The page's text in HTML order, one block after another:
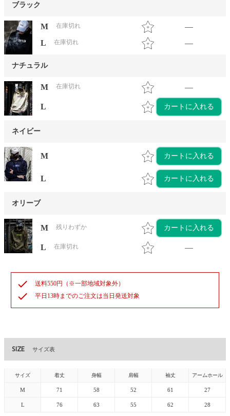
ブラック
M 在庫切れ
—
L
在庫切れ —
ナチュラル
M 在庫切れ —
L カートに入れる
ネイビー
M カートに入れる
L カートに入れる
オリーブ
M 残りわずか カートに入れる
L 在庫切れ —
check 送料550円（※一部地域対象外）
check 平日13時までのご注文は当日発送対象
SIZE サイズ表
サイズ 着丈 身幅 肩幅 袖丈 アームホール
M 71 58 52 61 27
L 76 63 55 62 28